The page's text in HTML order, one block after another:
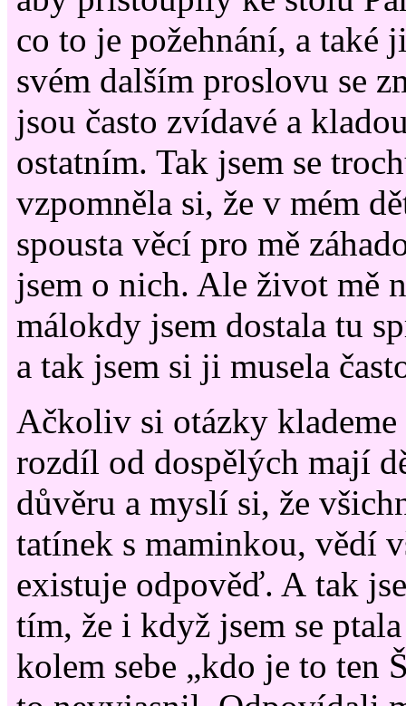
co to je požehnání, a také
svém dalším proslovu se
jsou často zvídavé a
ostatním. Tak jsem se
vzpomněla si, že v mém
spousta věcí pro mě
jsem o nich. Ale život mě
málokdy jsem dostala tu
a tak jsem si ji musela
Ačkoliv si otázky
rozdíl od dospělých mají
důvěru a myslí si, že
tatínek s maminkou, vědí
existuje odpověď. A tak
tím, že i když jsem se
kolem sebe „kdo je to ten